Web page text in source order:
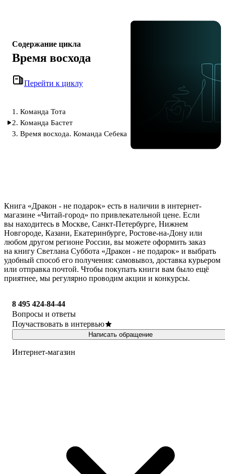
Содержание цикла
Время восхода
Перейти к циклу
1. Команда Тота
2. Команда Бастет
3. Время восхода. Команда Себека
Книга «Дракон - не подарок» есть в наличии в интернет-
магазине «Читай-город» по привлекательной цене. Если
вы находитесь в Москве, Санкт-Петербурге, Нижнем
Новгороде, Казани, Екатеринбурге, Ростове-на-Дону или
любом другом регионе России, вы можете оформить заказ
на книгу Светлана Суббота «Дракон - не подарок» и выбрать
удобный способ его получения: самовывоз, доставка курьером
или отправка почтой. Чтобы покупать книги вам было ещё
приятнее, мы регулярно проводим акции и конкурсы.
8 495 424-84-44
Вопросы и ответы
Поучаствовать в интервью
Написать обращение
Интернет-магазин